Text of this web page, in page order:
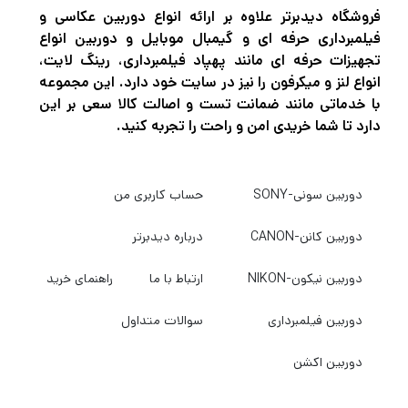
امکان می دهد دوربین را در آب شناور کنید و
دارای رنگ روشن است تا آن را از دست ندهید.
کیف ضد آب DJI برای Osmo Action 3
این قاب ضد آب از DJI که برای محافظت از
طراحی شده است، نمایش واضحی از صفحه
نمایش Osmo Action 3 شما ارائه می دهد.
زیر آب، لنز را پوشش می‌دهد و سه درج ضد مه
برای جلوگیری از مه‌گرفتگی تعبیه شده است. این
فروشگاه دیدبرتر علاوه بر ارائه انواع دوربین عکاسی و
فیلمبرداری حرفه ای و گیمبال موبایل و دوربین انواع
تجهیزات حرفه ای مانند پهپاد فیلمبرداری، رینگ لایت،
انواع لنز و میکرفون را نیز در سایت خود دارد. این مجموعه
با خدماتی مانند ضمانت تست و اصالت کالا سعی بر این
دارد تا شما خریدی امن و راحت را تجربه کنید.
دوربین سونی-SONY
دوربین کانن-CANON
دوربین نیکون-NIKON
دوربین فیلمبرداری
دوربین اکشن
حساب کاربری من
درباره دیدبرتر
ارتباط با ما راهنمای خرید
سوالات متداول